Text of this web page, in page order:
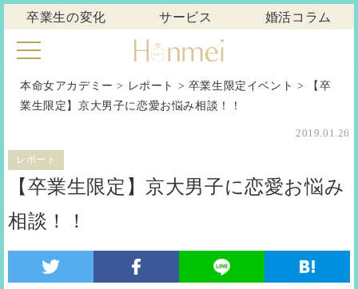
卒業生の変化 サービス 婚活コラム
本命女アカデミー > レポート > 卒業生限定イベント >
【卒
業生限定】京大男子に恋愛お悩み相談！！
2019.01.26
レポート
【卒業生限定】京大男子に恋愛お悩み
相談！！